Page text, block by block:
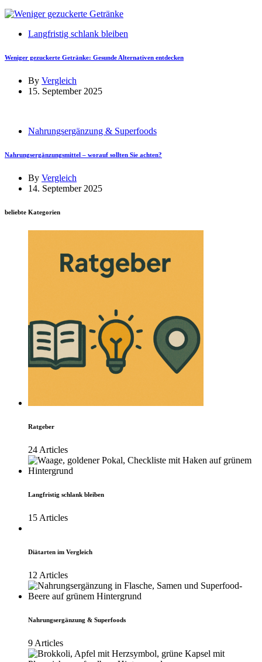
Langfristig schlank bleiben
Weniger gezuckerte Getränke: Gesunde Alternativen entdecken
By Vergleich
15. September 2025
Nahrungsergänzung & Superfoods
Nahrungsergänzungsmittel – worauf sollten Sie achten?
By Vergleich
14. September 2025
beliebte Kategorien
Ratgeber
24 Articles
Langfristig schlank bleiben
15 Articles
Diätarten im Vergleich
12 Articles
Nahrungsergänzung & Superfoods
9 Articles